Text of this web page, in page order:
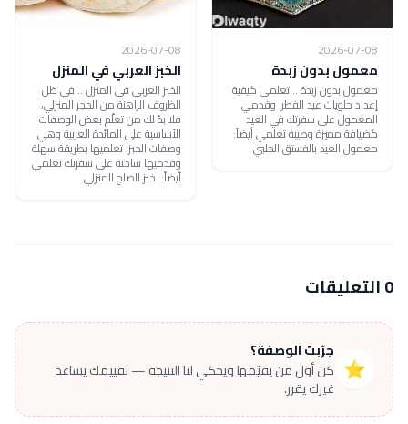
2026-07-08
معمول بدون زبدة
معمول بدون زبدة .. تعلمي كيفية
إعداد حلويات عيد الفطر، وقدمي
المعمول على سفرتك في العيد
كضيافة مميزة وطيبة تعلمي أيضاً:
معمول العيد بالفستق الحلبي
2026-07-08
الخبز العربي في المنزل
الخبز العربي في المنزل .. في ظل
الظروف الراهنة من الحجر المنزلي،
فلا بدّ لك من تعلّم بعض الوصفات
الأساسية على المائدة العربية وهي
وصفات الخبز، تعلميها بطريقة سهلة
وقدميها ساخنة على سفرتك تعلمي
أيضاً: خبز الصاج المنزلي
0 التعليقات
⭐
جرّبت الوصفة؟
كن أول من يقيّمها ويحكي لنا النتيجة — تقييمك يساعد
غيرك يقرر.